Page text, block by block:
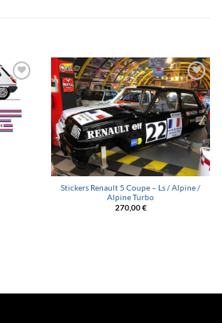
Ajouter
à la
liste
d’envies
Ajouter
à la
liste
d’envies
Stickers Renault 5 Coupe – Ls / Alpine /
Alpine Turbo
270,00€